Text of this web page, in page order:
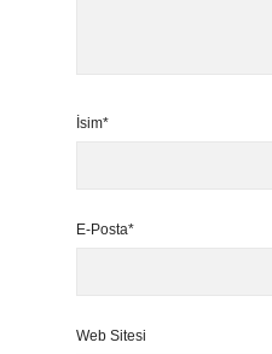
İsim*
E-Posta*
Web Sitesi